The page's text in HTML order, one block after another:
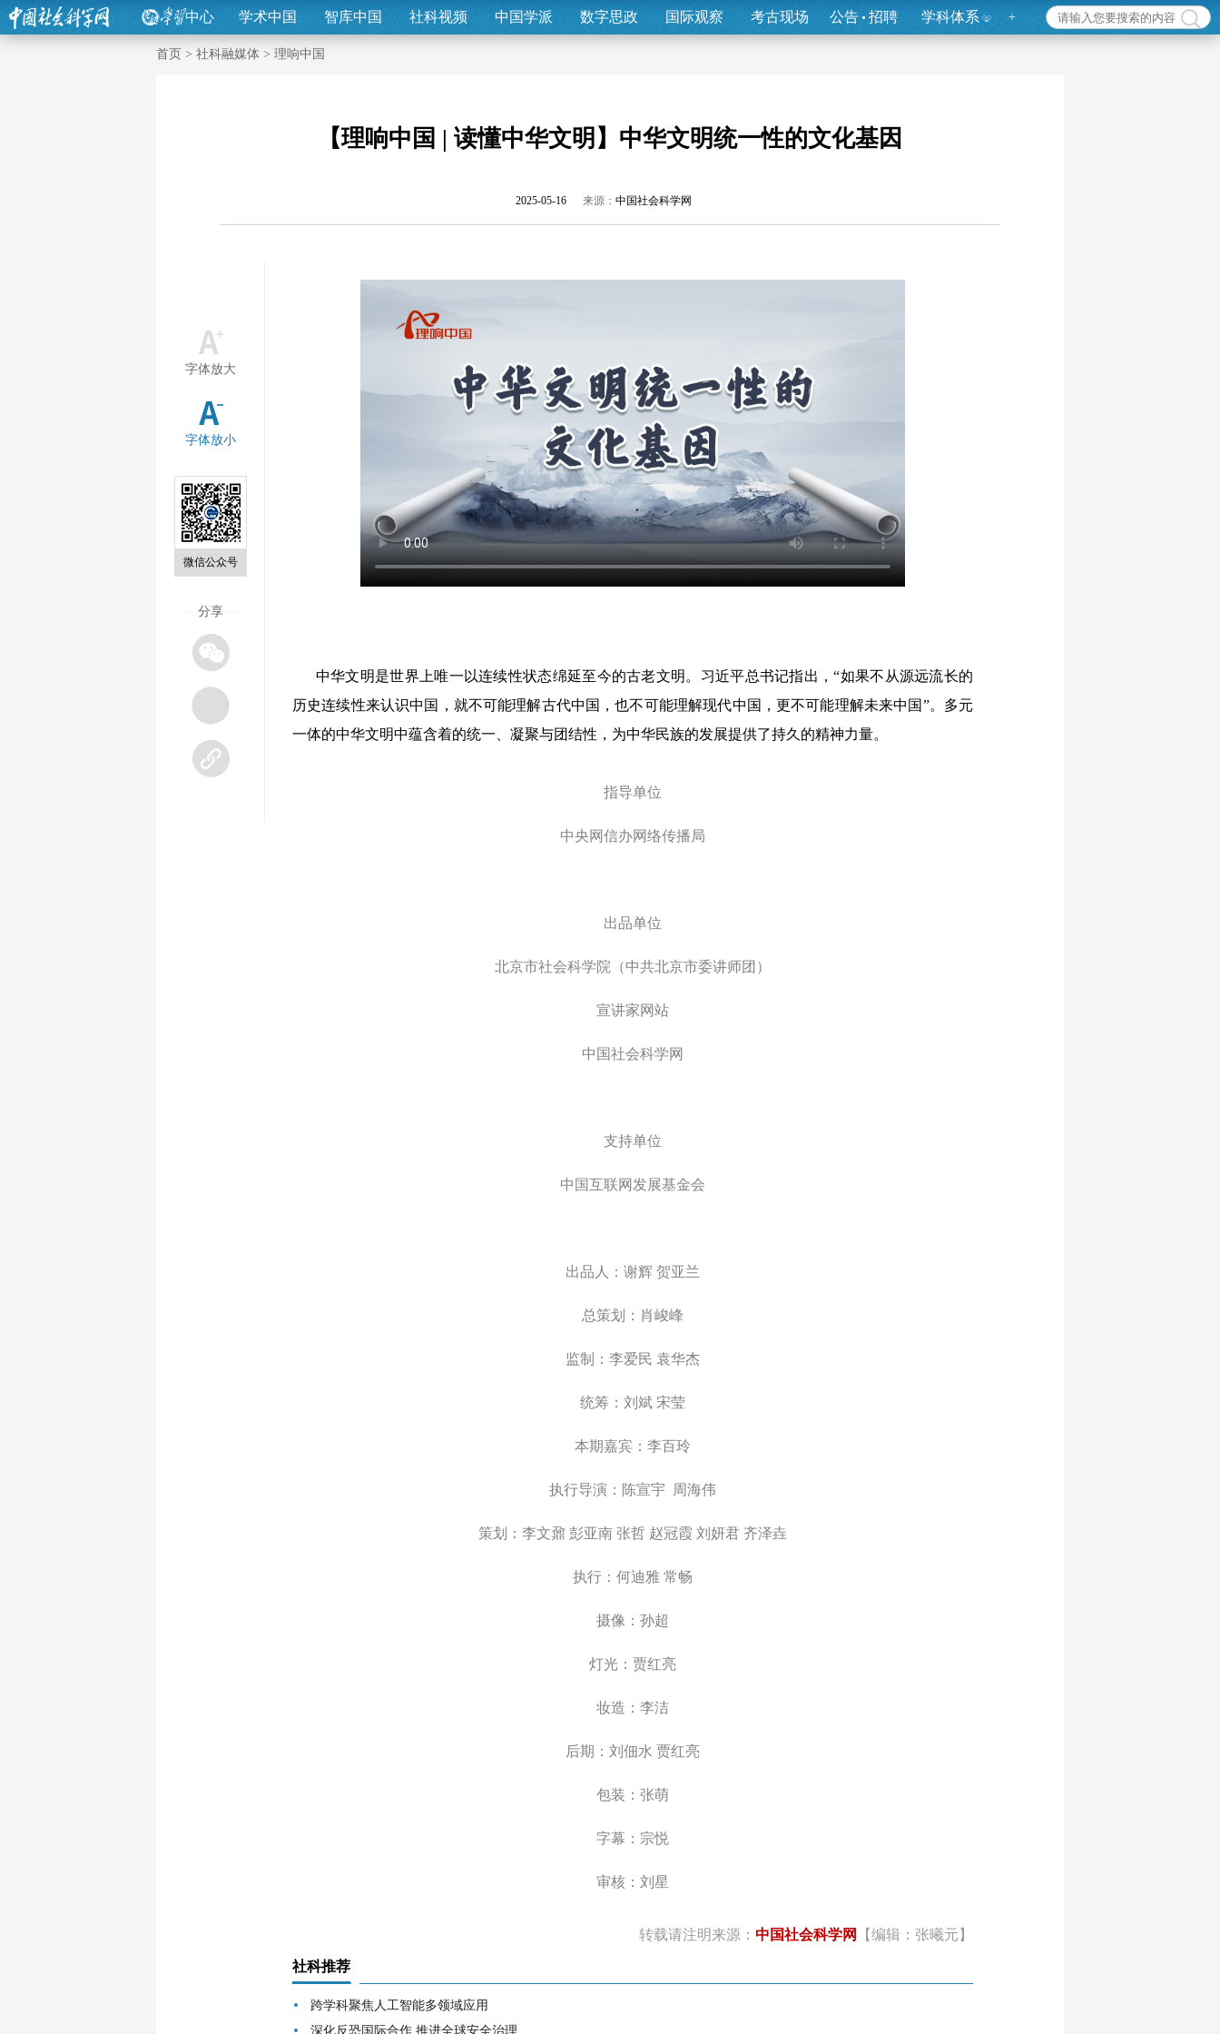
中心 学术中国 智库中国 社科视频 中国学派 数字思政 国际观察 考古现场 公告 招聘 学科体系 +
首页 > 社科融媒体 > 理响中国
【理响中国 | 读懂中华文明】中华文明统一性的文化基因
2025-05-16 来源： 中国社会科学网
字体放大
字体放小
微信公众号
分享
中华文明是世界上唯一以连续性状态绵延至今的古老文明。习近平总书记指出，“如果不从源远流长的
历史连续性来认识中国，就不可能理解古代中国，也不可能理解现代中国，更不可能理解未来中国”。多元
一体的中华文明中蕴含着的统一、凝聚与团结性，为中华民族的发展提供了持久的精神力量。
指导单位
中央网信办网络传播局
出品单位
北京市社会科学院（中共北京市委讲师团）
宣讲家网站
中国社会科学网
支持单位
中国互联网发展基金会
出品人：谢辉 贺亚兰
总策划：肖峻峰
监制：李爱民 袁华杰
统筹：刘斌 宋莹
本期嘉宾： 李百玲
执行导演：陈宣宇 周海伟
策划：李文鼐 彭亚南 张哲 赵冠霞 刘妍君 齐泽垚
执行：何迪雅 常畅
摄像：孙超
灯光：贾红亮
妆造：李洁
后期：刘佃水 贾红亮
包装：张萌
字幕：宗悦
审核：刘星
转载请注明来源： 中国社会科学网 【编辑：张曦元】
社科推荐
跨学科聚焦人工智能多领域应用
深化反恐国际合作 推进全球安全治理